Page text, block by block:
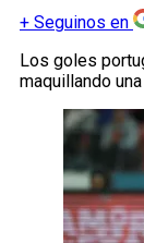
+ Seguinos en
Los goles
maquillando